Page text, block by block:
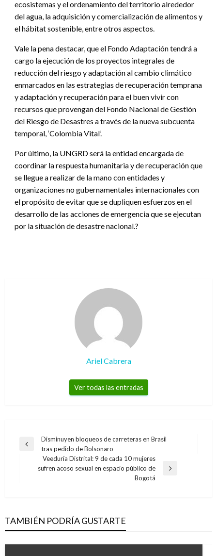
ecosistemas y el ordenamiento del territorio alrededor
del agua, la adquisición y comercialización de alimentos y
el hábitat sostenible, entre otros aspectos.
Vale la pena destacar, que el Fondo Adaptación tendrá a
cargo la ejecución de los proyectos integrales de
reducción del riesgo y adaptación al cambio climático
enmarcados en las estrategias de recuperación temprana
y adaptación y recuperación para el buen vivir con
recursos que provengan del Fondo Nacional de Gestión
del Riesgo de Desastres a través de la nueva subcuenta
temporal, ‘Colombia Vital’.
Por último, la UNGRD será la entidad encargada de
coordinar la respuesta humanitaria y de recuperación que
se llegue a realizar de la mano con entidades y
organizaciones no gubernamentales internacionales con
el propósito de evitar que se dupliquen esfuerzos en el
desarrollo de las acciones de emergencia que se ejecutan
por la situación de desastre nacional.?
Ariel Cabrera
Ver todas las entradas
Navegación
entradas
Entrada
Disminuyen bloqueos de carreteras en Brasil
tras pedido de Bolsonaro
Entrada
Veeduría Distrital: 9 de cada 10 mujeres
sufren acoso sexual en espacio público de
Bogotá
TAMBIÉN PODRÍA GUSTARTE